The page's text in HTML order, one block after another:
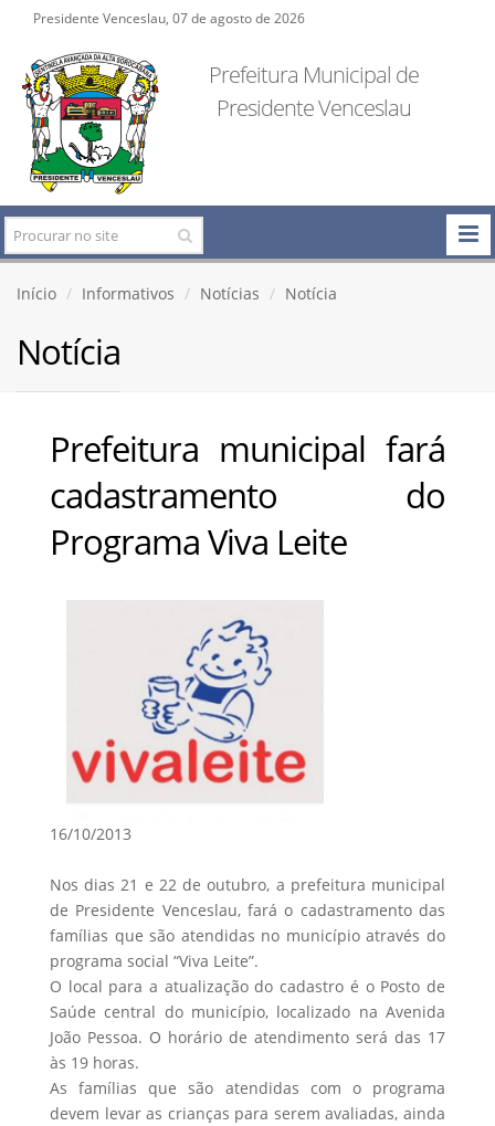
Presidente Venceslau, 07 de agosto de 2026
Prefeitura Municipal de
Presidente Venceslau
Início Informativos Notícias Notícia
Notícia
Prefeitura municipal fará
cadastramento do
Programa Viva Leite
16/10/2013
Nos dias 21 e 22 de outubro, a prefeitura municipal
de Presidente Venceslau, fará o cadastramento das
famílias que são atendidas no município através do
programa social “Viva Leite”.
O local para a atualização do cadastro é o Posto de
Saúde central do município, localizado na Avenida
João Pessoa. O horário de atendimento será das 17
às 19 horas.
As famílias que são atendidas com o programa
devem levar as crianças para serem avaliadas, ainda